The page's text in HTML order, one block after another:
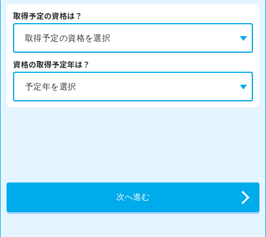
取得予定の資格は？
資格の取得予定年は？